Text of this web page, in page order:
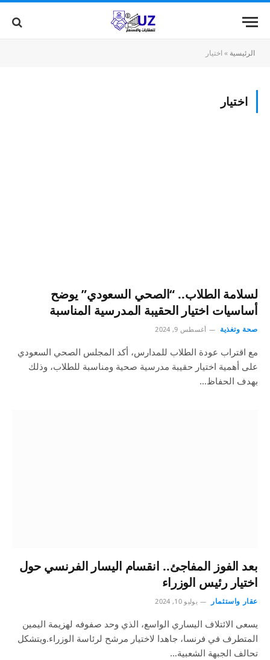
الرئيسية » اختيار
اختيار
لسلامة الطلاب.. “الصحي السعودي” يوضح
أساسيات اختيار الحقيبة المدرسية المناسبة
صحة وتغذية أغسطس 9, 2024
مع اقتراب عودة الطلاب للمدارس، أكد المجلس الصحي السعودي
على أهمية اختيار حقيبة مدرسية صحية ومناسبة للطلاب، وذلك
بهدف الحفاظ…
بعد الفوز المفاجئ.. انقسام اليسار الفرنسي حول
اختيار رئيس الوزراء
عقار واستثمار يوليو 10, 2024
يسعى الائتلاف اليساري الواسع، الذي وحد صفوفه لهزيمة اليمين
المتطرف في فرنسا، جاهدا لاختيار مرشح لرئاسة الوزراء.ويتشكل
تحالف الجبهة الشعبية…